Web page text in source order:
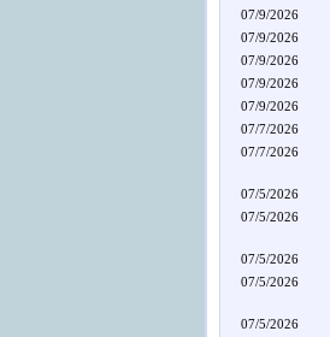
07/9/2026
07/9/2026
07/9/2026
07/9/2026
07/9/2026
07/7/2026
07/7/2026
07/5/2026
07/5/2026
07/5/2026
07/5/2026
07/5/2026